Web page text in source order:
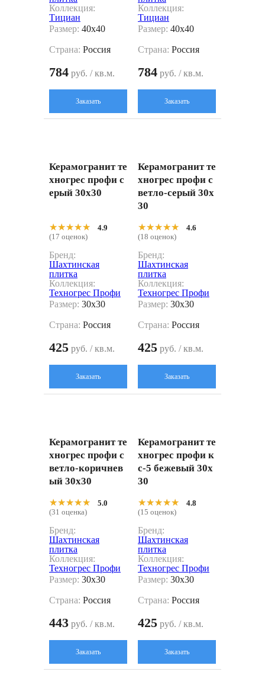
Коллекция:
Тициан
Размер: 40x40
Страна: Россия
784 руб. / кв.м.
Заказать
Коллекция:
Тициан
Размер: 40x40
Страна: Россия
784 руб. / кв.м.
Заказать
Керамогранит те
хногрес профи с
ерый 30x30
★★★★★
★★★★★
4.9
(17 оценок)
Бренд:
Шахтинская
плитка
Коллекция:
Техногрес Профи
Размер: 30x30
Страна: Россия
425 руб. / кв.м.
Заказать
Керамогранит те
хногрес профи с
ветло-серый 30x
30
★★★★★
★★★★★
4.6
(18 оценок)
Бренд:
Шахтинская
плитка
Коллекция:
Техногрес Профи
Размер: 30x30
Страна: Россия
425 руб. / кв.м.
Заказать
Керамогранит те
хногрес профи с
ветло-коричнев
ый 30x30
★★★★★
★★★★★
5.0
(31 оценка)
Бренд:
Шахтинская
плитка
Коллекция:
Техногрес Профи
Размер: 30x30
Страна: Россия
443 руб. / кв.м.
Заказать
Керамогранит те
хногрес профи к
с-5 бежевый 30x
30
★★★★★
★★★★★
4.8
(15 оценок)
Бренд:
Шахтинская
плитка
Коллекция:
Техногрес Профи
Размер: 30x30
Страна: Россия
425 руб. / кв.м.
Заказать